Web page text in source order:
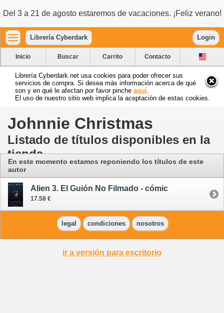
Del 3 a 21 de agosto estaremos de vacaciones. ¡Feliz verano!
Librería Cyberdark Login
Inicio Buscar Carrito Contacto
Librería Cyberdark.net usa cookies para poder ofrecer sus
servicios de compra. Si desea más información acerca de qué
son y en qué le afectan por favor pinche aquí
El uso de nuestro sitio web implica la aceptación de estas cookies.
Johnnie Christmas
Listado de títulos disponibles en la
tienda
En este momento estamos reponiendo los títulos de este
autor
Alien 3. El Guión No Filmado - cómic
17.58 €
legal condiciones nosotros
ir a versión para escritorio